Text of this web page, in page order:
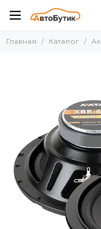
Акустика
Ремкомплекты
Главная Каталог